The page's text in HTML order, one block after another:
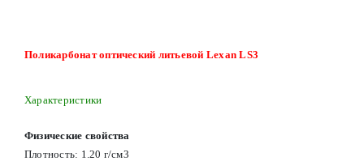
Поликарбонат оптический литьевой Lexan LS3
Характеристики
Физические свойства
Плотность: 1.20 г/см3